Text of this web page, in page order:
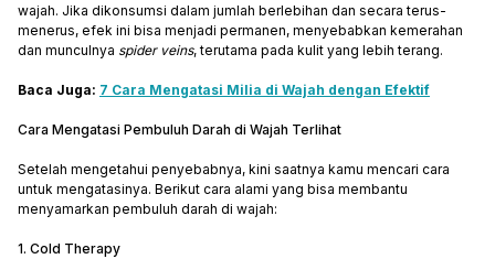
wajah. Jika dikonsumsi dalam jumlah berlebihan dan secara terus-
menerus, efek ini bisa menjadi permanen, menyebabkan kemerahan
dan munculnya spider veins, terutama pada kulit yang lebih terang.
Baca Juga: 7 Cara Mengatasi Milia di Wajah dengan Efektif
Cara Mengatasi Pembuluh Darah di Wajah Terlihat
Setelah mengetahui penyebabnya, kini saatnya kamu mencari cara
untuk mengatasinya. Berikut cara alami yang bisa membantu
menyamarkan pembuluh darah di wajah:
1. Cold Therapy